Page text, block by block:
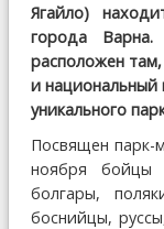
Ягайло)
города Варна.
расположен там,
и национальный
уникального
Посвящен парк-
ноября бойцы
болгары,
боснийцы,